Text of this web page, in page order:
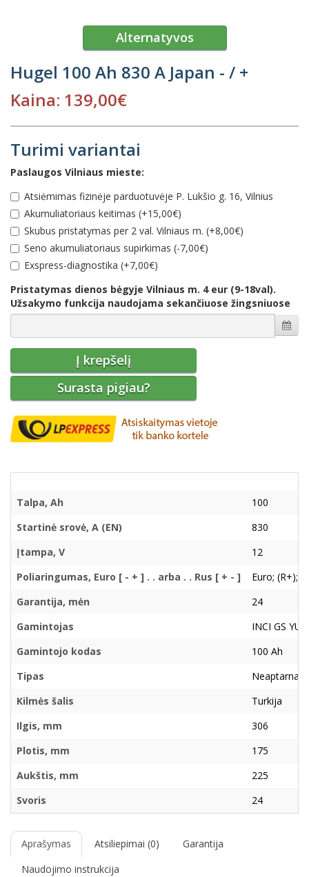
Alternatyvos
Hugel 100 Ah 830 A Japan - / +
Kaina: 139,00€
Turimi variantai
Paslaugos Vilniaus mieste:
Atsiėmimas fizinėje parduotuvėje P. Lukšio g. 16, Vilnius
Akumuliatoriaus keitimas (+15,00€)
Skubus pristatymas per 2 val. Vilniaus m. (+8,00€)
Seno akumuliatoriaus supirkimas (-7,00€)
Еxspress-diagnostika (+7,00€)
Pristatymas dienos bėgyje Vilniaus m. 4 eur (9-18val).
Užsakymo funkcija naudojama sekančiuose žingsniuose
Į krepšelį
Surasta pigiau?
Talpa, Ah
100
Startinė srovė, A (EN)
830
Įtampa, V
12
Poliaringumas, Euro [ - + ] . . arba . . Rus [ + - ]
Euro; (R+); (
Garantija, mėn
24
Gamintojas
INCI GS
Gamintojo kodas
100 Ah
Tipas
Kilmės šalis
Turkija
Ilgis, mm
306
Plotis, mm
175
Aukštis, mm
225
Svoris
24
Aprašymas Atsiliepimai (0)
Garantija
Naudojimo instrukcija